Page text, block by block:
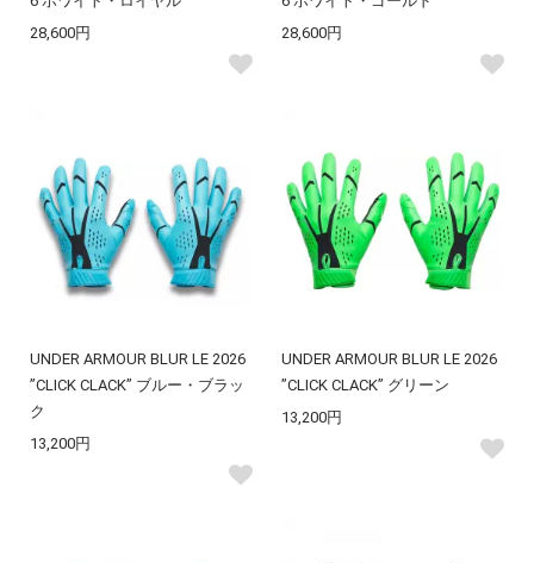
28,600円
28,600円
UNDER ARMOUR BLUR LE 2026
”CLICK CLACK” ブルー・ブラッ
ク
13,200円
UNDER ARMOUR BLUR LE 2026
”CLICK CLACK” グリーン
13,200円